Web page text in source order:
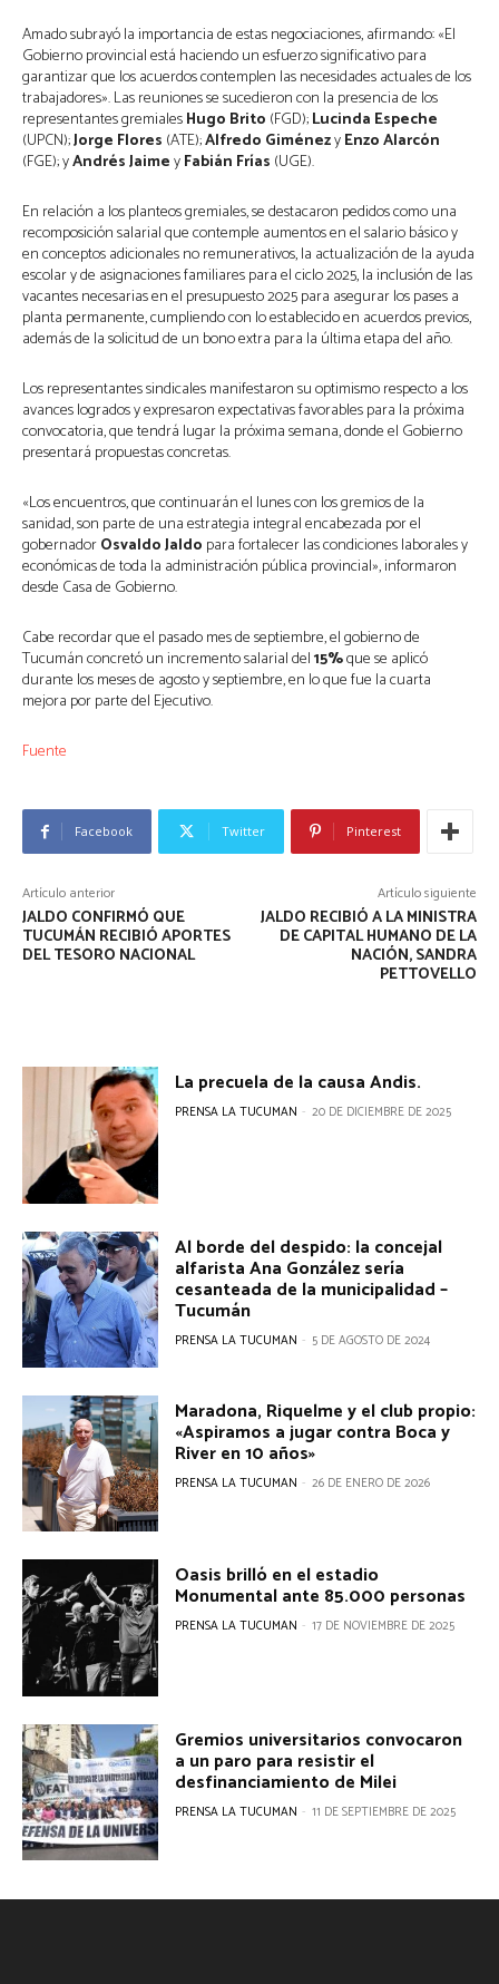
Amado subrayó la importancia de estas negociaciones, afirmando: «El
Gobierno provincial está haciendo un esfuerzo significativo para
garantizar que los acuerdos contemplen las necesidades actuales de los
trabajadores». Las reuniones se sucedieron con la presencia de los
representantes gremialesHugo Brito (FGD);Lucinda Espeche
(UPCN);Jorge Flores (ATE);Alfredo GiménezyEnzo Alarcón
(FGE); yAndrés JaimeyFabián Frías (UGE).
En relación a los planteos gremiales, se destacaron pedidos como una
recomposición salarial que contemple aumentos en el salario básico y
en conceptos adicionales no remunerativos, la actualización de la ayuda
escolar y de asignaciones familiares para el ciclo 2025, la inclusión de las
vacantes necesarias en el presupuesto 2025 para asegurar los pases a
planta permanente, cumpliendo con lo establecido en acuerdos previos,
además de la solicitud de un bono extra para la última etapa del año.
Los representantes sindicales manifestaron su optimismo respecto a los
avances logrados y expresaron expectativas favorables para la próxima
convocatoria, que tendrá lugar la próxima semana, donde el Gobierno
presentará propuestas concretas.
«Los encuentros, que continuarán el lunes con los gremios de la
sanidad, son parte de una estrategia integral encabezada por el
gobernadorOsvaldo Jaldo para fortalecer las condiciones laborales y
económicas de toda la administración pública provincial», informaron
desde Casa de Gobierno.
Cabe recordar que el pasado mes de septiembre, el gobierno de
Tucumán concretó un incremento salarial del15%que se aplicó
durante los meses de agosto y septiembre, en lo que fue la cuarta
mejora por parte del Ejecutivo.
Fuente
Facebook Twitter Pinterest
Artículo anterior
JALDO CONFIRMÓ QUE
TUCUMÁN RECIBIÓ APORTES
DEL TESORO NACIONAL
Artículo siguiente
JALDO RECIBIÓ A LA MINISTRA
DE CAPITAL HUMANO DE LA
NACIÓN, SANDRA
PETTOVELLO
La precuela de la causa Andis.
PRENSA LA TUCUMAN - 20 DE DICIEMBRE DE 2025
Al borde del despido: la concejal
alfarista Ana González sería
cesanteada de la municipalidad –
Tucumán
PRENSA LA TUCUMAN - 5 DE AGOSTO DE 2024
Maradona, Riquelme y el club propio:
«Aspiramos a jugar contra Boca y
River en 10 años»
PRENSA LA TUCUMAN - 26 DE ENERO DE 2026
Oasis brilló en el estadio
Monumental ante 85.000 personas
PRENSA LA TUCUMAN - 17 DE NOVIEMBRE DE 2025
Gremios universitarios convocaron
a un paro para resistir el
desfinanciamiento de Milei
PRENSA LA TUCUMAN - 11 DE SEPTIEMBRE DE 2025